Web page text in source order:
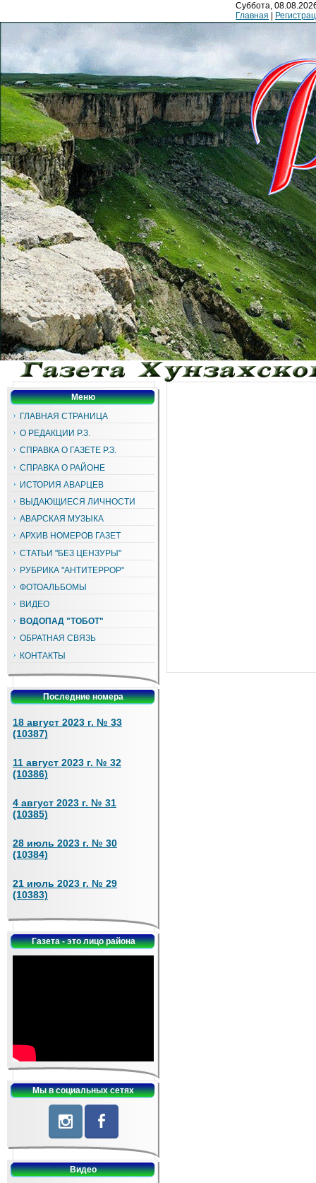
Суббота,
Главная
Меню
ГЛАВНАЯ СТРАНИЦА
О РЕДАКЦИИ Р.З.
СПРАВКА О ГАЗЕТЕ Р.З.
СПРАВКА О РАЙОНЕ
ИСТОРИЯ АВАРЦЕВ
ВЫДАЮЩИЕСЯ ЛИЧНОСТИ
АВАРСКАЯ МУЗЫКА
АРХИВ НОМЕРОВ ГАЗЕТ
СТАТЬИ "БЕЗ ЦЕНЗУРЫ"
РУБРИКА "АНТИТЕРРОР"
ФОТОАЛЬБОМЫ
ВИДЕО
ВОДОПАД "ТОБОТ"
ОБРАТНАЯ СВЯЗЬ
КОНТАКТЫ
Последние номера
18 август 2023 г. № 33
(10387)
11 август 2023 г. № 32
(10386)
4 август 2023 г. № 31
(10385)
28 июль 2023 г. № 30
(10384)
21 июль 2023 г. № 29
(10383)
Газета - это лицо района
Мы в социальных сетях
Видео